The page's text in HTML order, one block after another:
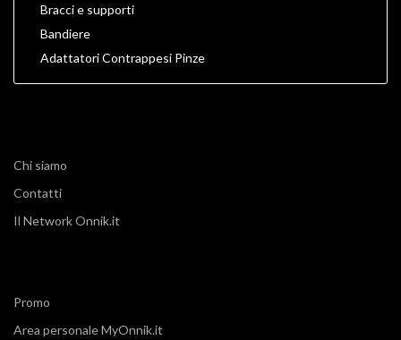
Bracci e supporti
Bandiere
Adattatori Contrappesi Pinze
Chi siamo
Contatti
Il Network Onnik.it
Promo
Area personale MyOnnik.it